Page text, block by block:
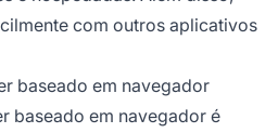
com outros aplicativos
baseado em navegador
baseado em navegador é